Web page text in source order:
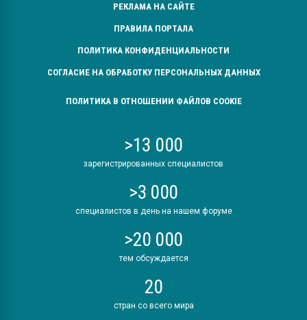
РЕКЛАМА НА САЙТЕ
ПРАВИЛА ПОРТАЛА
ПОЛИТИКА КОНФИДЕНЦИАЛЬНОСТИ
СОГЛАСИЕ НА ОБРАБОТКУ ПЕРСОНАЛЬНЫХ ДАННЫХ
ПОЛИТИКА В ОТНОШЕНИИ ФАЙЛОВ COOKIE
>13 000
зарегистрированных специалистов
>3 000
специалистов в день на нашем форуме
>20 000
тем обсуждается
20
стран со всего мира